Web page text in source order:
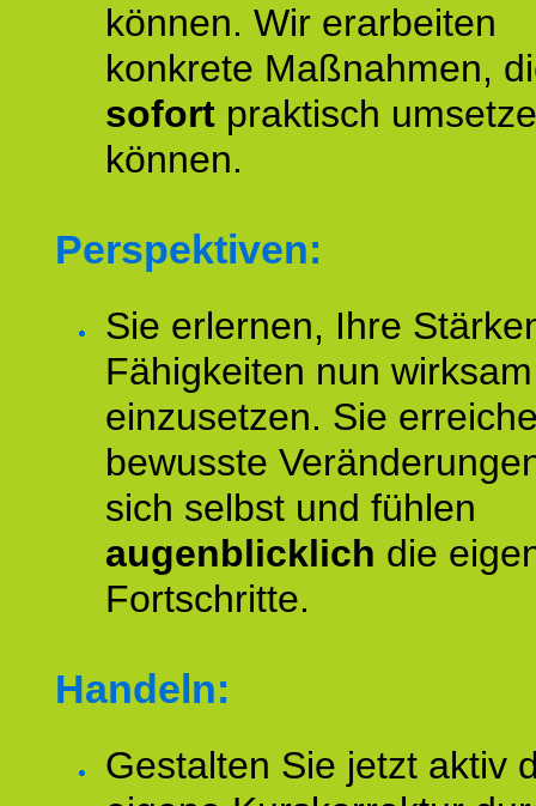
können. Wir erarbeiten
konkrete Maßnahmen,
sofort praktisch
können.
Perspektiven:
Sie erlernen, Ihre
Fähigkeiten nun wirksam
einzusetzen. Sie
bewusste
sich selbst und fühlen
augenblicklich die
Fortschritte.
Handeln:
Gestalten Sie jetzt aktiv